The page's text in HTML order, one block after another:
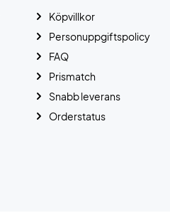
Köpvillkor
Personuppgiftspolicy
FAQ
Prismatch
Snabb leverans
Orderstatus